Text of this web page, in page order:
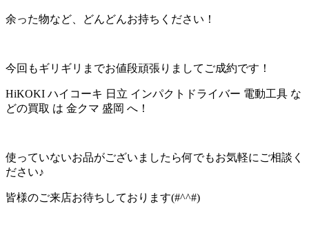
余った物など、どんどんお持ちください！
今回もギリギリまでお値段頑張りましてご成約です！
HiKOKI ハイコーキ 日立 インパクトドライバー 電動工具 な
どの買取 は 金クマ 盛岡 へ！
使っていないお品がございましたら何でもお気軽にご相談く
ださい♪
皆様のご来店お待ちしております(#^^#)